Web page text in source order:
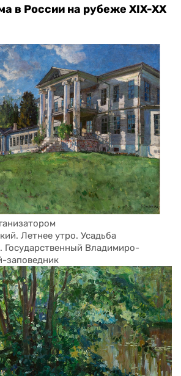
в России на рубеже XIX-XX
Летнее утро. Усадьба
Государственный Владимиро-
заповедник